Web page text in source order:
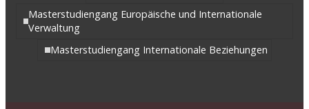
Masterstudiengang Europäische und Internationale
Verwaltung
Masterstudiengang Internationale Beziehungen